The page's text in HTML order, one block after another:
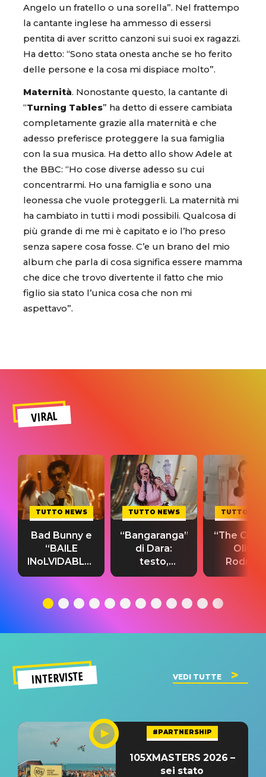
Angelo un fratello o una sorella”. Nel frattempo
la cantante inglese ha ammesso di essersi
pentita di aver scritto canzoni sui suoi ex ragazzi.
Ha detto: “Sono stata onesta anche se ho ferito
delle persone e la cosa mi dispiace molto”.
Maternità. Nonostante questo, la cantante di
“Turning Tables” ha detto di essere cambiata
completamente grazie alla maternità e che
adesso preferisce proteggere la sua famiglia
con la sua musica. Ha detto allo show Adele at
the BBC: “Ho cose diverse adesso su cui
concentrarmi. Ho una famiglia e sono una
leonessa che vuole proteggerli. La maternità mi
ha cambiato in tutti i modi possibili. Qualcosa di
più grande di me mi è capitato e io l’ho preso
senza sapere cosa fosse. C’e un brano del mio
album che parla di cosa significa essere mamma
che dice che trovo divertente il fatto che mio
figlio sia stato l’unica cosa che non mi
aspettavo”.
VIRAL
TUTTO NEWS
Bad Bunny e
“BAILE
INoLVIDABLE”:
testo,
significato
TUTTO NEWS
“Bangaranga”
di Dara:
testo,
traduzione e
del singolo
TUTTO
“The
Olivia
testo,
INTERVISTE VEDI TUTTE
#PARTNERSHIP
105XMASTERS 2026 –
sei stato